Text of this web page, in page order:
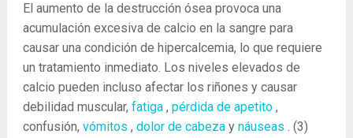
El aumento de la destrucción ósea provoca una
acumulación excesiva de calcio en la sangre para
causar una condición de hipercalcemia, lo que requiere
un tratamiento inmediato. Los niveles elevados de
calcio pueden incluso afectar los riñones y causar
debilidad muscular, fatiga, pérdida de apetito,
confusión, vómitos , dolor de cabezay náuseas . (3)